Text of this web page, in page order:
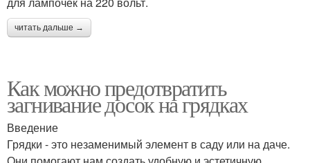
читать дальше →
Как можно предотвратить
загнивание досок на грядках
Введение
Грядки - это незаменимый элемент в саду или на даче.